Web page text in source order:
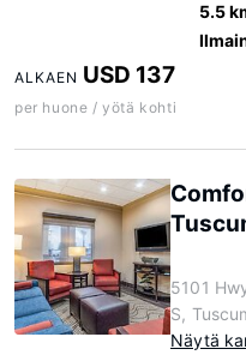
5.5
ALKAEN USD 137
per huone / yötä kohti
5101
S,
Näytä